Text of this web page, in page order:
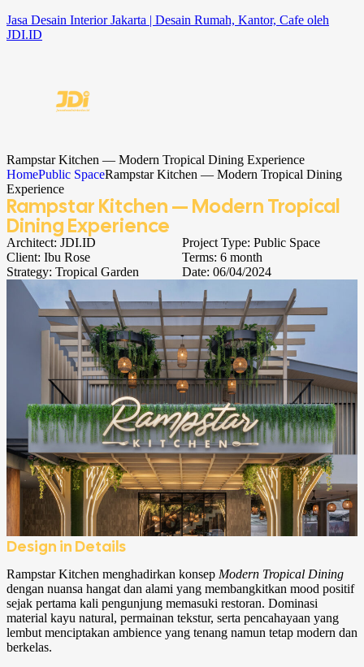
Jasa Desain Interior Jakarta | Desain Rumah, Kantor, Cafe oleh
JDI.ID
Rampstar Kitchen — Modern Tropical Dining Experience
HomePublic SpaceRampstar Kitchen — Modern Tropical Dining
Experience
Rampstar Kitchen — Modern Tropical
Dining Experience
Architect: JDI.ID Project Type: Public Space
Client: Ibu Rose Terms: 6 month
Strategy: Tropical Garden Date: 06/04/2024
Design in Details
Rampstar Kitchen menghadirkan konsep Modern Tropical Dining
dengan nuansa hangat dan alami yang membangkitkan mood positif
sejak pertama kali pengunjung memasuki restoran. Dominasi
material kayu natural, permainan tekstur, serta pencahayaan yang
lembut menciptakan ambience yang tenang namun tetap modern dan
berkelas.